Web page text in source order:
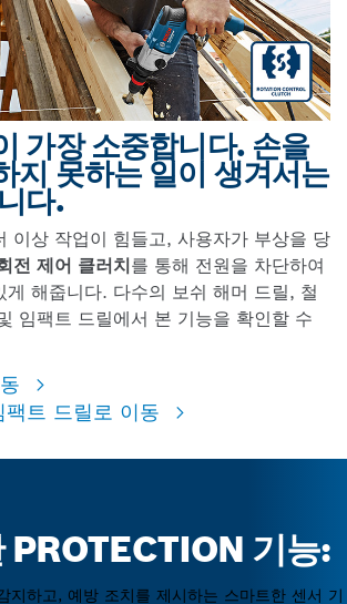
가장 소중합니다. 손을
지 못하는 일이 생겨서는
다.
이상 작업이 힘들고, 사용자가 부상을 당
전 제어 클러치를 통해 전원을 차단하여
게 해줍니다. 다수의 보쉬 해머 드릴, 철
임팩트 드릴에서 본 기능을 확인할 수
트 드릴로 이동
PROTECTION 기능:
지하고, 예방 조치를 제시하는 스마트한 센서 기